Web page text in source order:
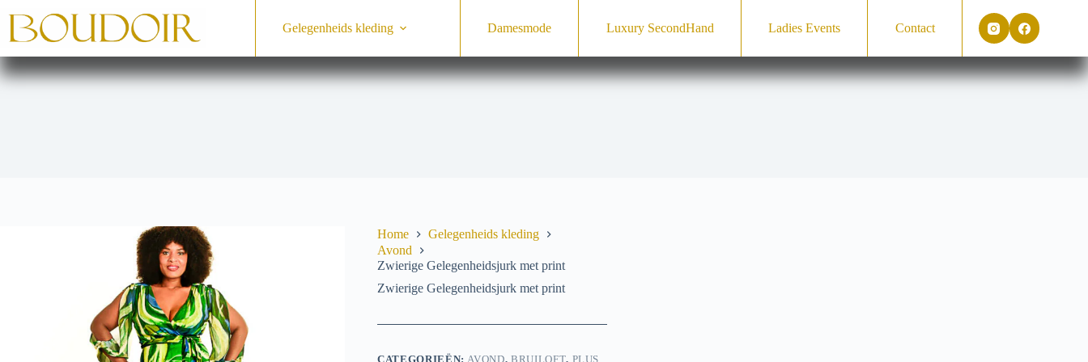
naar
Gelegenheids­ kleding Damesmode Luxury SecondHand Ladies Events Contact
Home
Gelegenheids­ kleding
Avond
Zwierige Gelegenheidsjurk met print
Zwierige Gelegenheidsjurk met print
CATEGORIEËN: AVOND,BRUILOFT, PLUS